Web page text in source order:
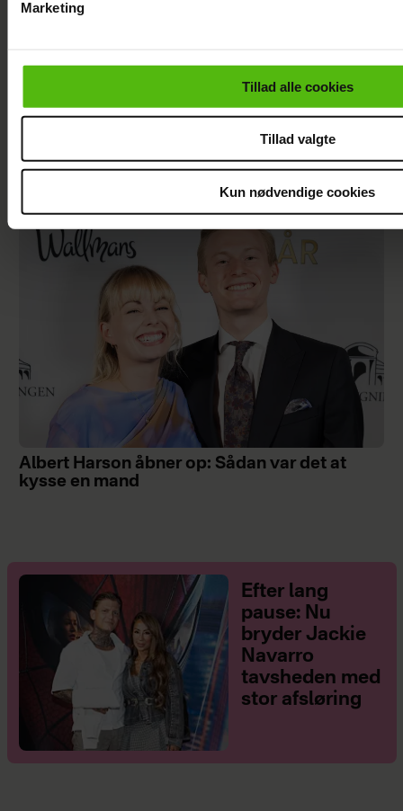
cookiepolitik.
Marketing
Tillad alle cookies
Tillad valgte
Kun nødvendige cookies
Nyt projekt fra Christian Tafdrup:
Amagermanden bliver til dramaserie
Albert Harson åbner op: Sådan var det at
kysse en mand
Efter lang
pause: Nu
bryder Jackie
Navarro
tavsheden med
stor afsløring